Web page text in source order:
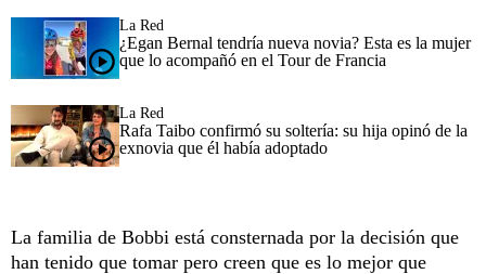
La Red
¿Egan Bernal tendría nueva novia? Esta es la mujer
que lo acompañó en el Tour de Francia
La Red
Rafa Taibo confirmó su soltería: su hija opinó de la
exnovia que él había adoptado
La familia de Bobbi está consternada por la decisión que
han tenido que tomar pero creen que es lo mejor que